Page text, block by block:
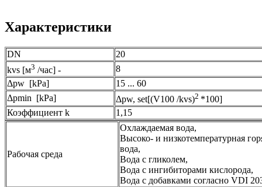
Характеристики
DN
20
kvs [м3 /час] -
8
Δpw [kPa]
15 ... 60
Δpmin [kPa]
Δpw, set[(V100 /kvs)2 *100]
Коэффициент k
1,15
Рабочая среда
Охлаждаемая вода,
Высоко- и низкотемпературная
вода,
Вода с гликолем,
Вода с ингибиторами кислорода,
Вода с добавками согласно VDI